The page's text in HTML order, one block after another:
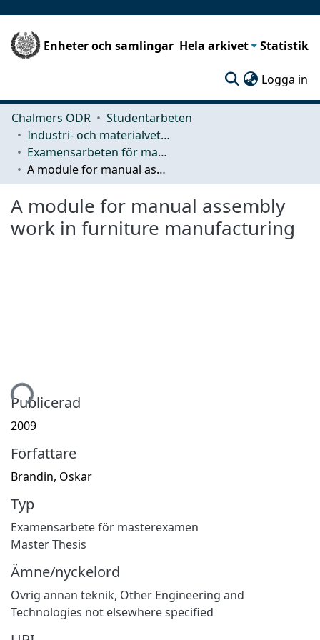
Enheter och samlingar Hela arkivet Statistik
Logga in
Chalmers ODR
Studentarbeten
Industri- och materialvetenskap (IMS)
Examensarbeten för masterexamen
A module for manual assembly work in furniture manufacturing
A module for manual assembly
work in furniture manufacturing
Publicerad
2009
Författare
Brandin, Oskar
Typ
Examensarbete för masterexamen
Master Thesis
Ämne/nyckelord
Övrig annan teknik, Other Engineering and
Technologies not elsewhere specified